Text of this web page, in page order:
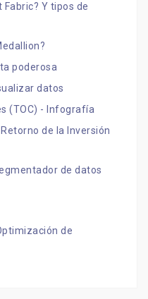
Y tipos de
poderosa
datos
(TOC) - Infografía
de la Inversión
de datos
de